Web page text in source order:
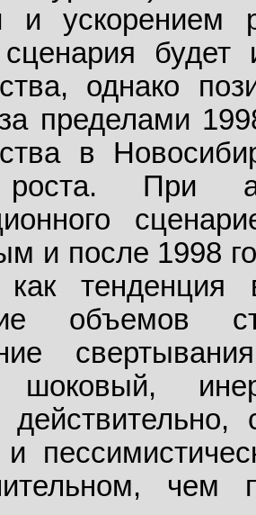
и ускорением
сценария
однако
пределами
в
роста. При
и после 1998
объемов
шоковый,
чем